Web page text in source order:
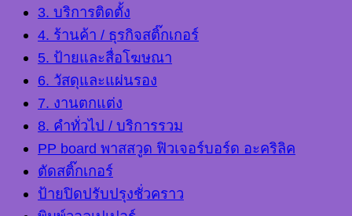
3. บริการติดตั้ง
4. ร้านค้า / ธุรกิจสติ๊กเกอร์
5. ป้ายและสื่อโฆษณา
6. วัสดุและแผ่นรอง
7. งานตกแต่ง
8. คำทั่วไป / บริการรวม
PP board พาสสวูด ฟิวเจอร์บอร์ด อะคริลิค
ตัดสติ๊กเกอร์
ป้ายปิดปรับปรุงชั่วคราว